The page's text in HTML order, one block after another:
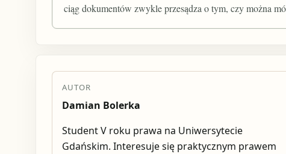
ciąg dokumentów zwykle przesądza o tym, czy można
AUTOR
Damian Bolerka
Student V roku prawa na Uniwersytecie
Gdańskim. Interesuje się praktycznym prawem